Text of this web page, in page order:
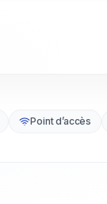
Point d’accès